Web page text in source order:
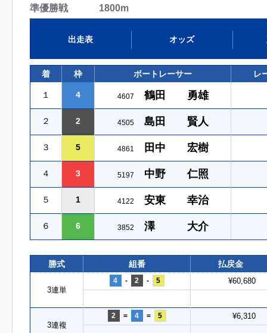
準優勝戦 1800m
出走表 オッズ
着 枠 ボートレーサー レ
１ 4 4607 鶴田 勇雄
２ 2 4505 島田 賢人
３ 5 4861 田中 宏樹
４ 3 5197 中野 仁照
５ 1 4122 安東 幸治
６ 6 3852 澤 大介
勝式 組番 払戻金
3連単
4 - 2 - 5 ¥60,680
3連複
2 = 4 = 5 ¥6,310